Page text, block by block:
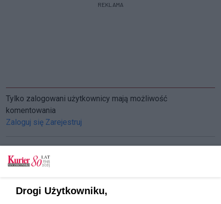
REKLAMA
Tylko zalogowani użytkownicy mają możliwość
komentowania
Zaloguj się Zarejestruj
Szczecin poszukuje koronera
Drogi Użytkowniku,